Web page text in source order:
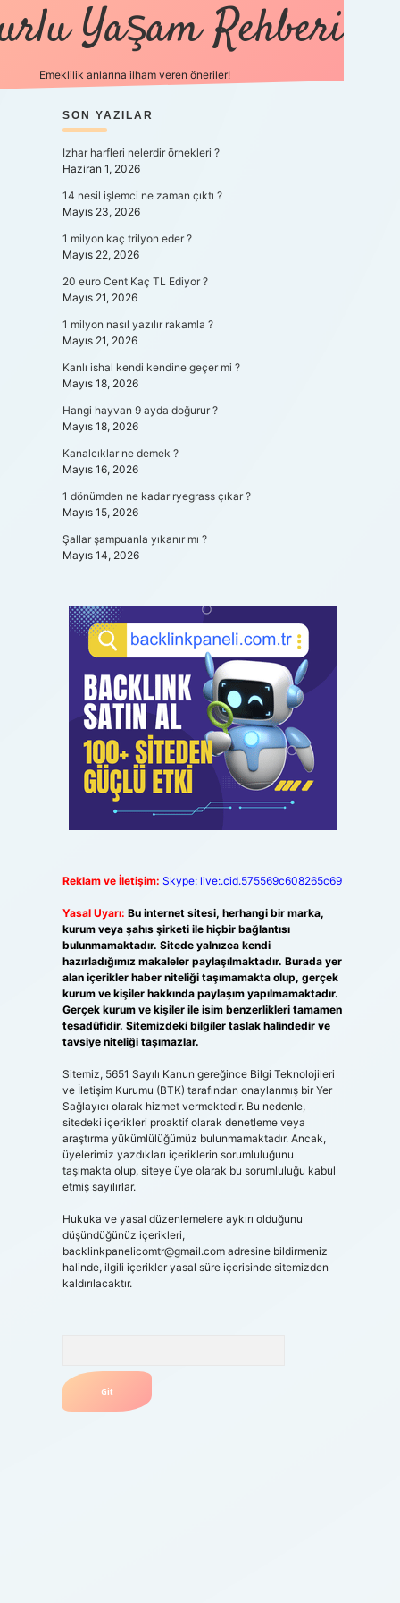
Yaşam Rehberi
Emeklilik anlarına ilham veren öneriler!
SIDEBAR
SON YAZILAR
Izhar harfleri nelerdir örnekleri ?
Haziran 1, 2026
14 nesil işlemci ne zaman çıktı ?
Mayıs 23, 2026
1 milyon kaç trilyon eder ?
Mayıs 22, 2026
20 euro Cent Kaç TL Ediyor ?
Mayıs 21, 2026
1 milyon nasıl yazılır rakamla ?
Mayıs 21, 2026
Kanlı ishal kendi kendine geçer mi ?
Mayıs 18, 2026
Hangi hayvan 9 ayda doğurur ?
Mayıs 18, 2026
Kanalcıklar ne demek ?
Mayıs 16, 2026
1 dönümden ne kadar ryegrass çıkar ?
Mayıs 15, 2026
Şallar şampuanla yıkanır mı ?
Mayıs 14, 2026
Reklam ve İletişim: Skype: live:.cid.575569c608265c69
Yasal Uyarı: Bu internet sitesi, herhangi bir marka,
kurum veya şahıs şirketi ile hiçbir bağlantısı
bulunmamaktadır. Sitede yalnızca kendi
hazırladığımız makaleler paylaşılmaktadır. Burada yer
alan içerikler haber niteliği taşımamakta olup, gerçek
kurum ve kişiler hakkında paylaşım yapılmamaktadır.
Gerçek kurum ve kişiler ile isim benzerlikleri tamamen
tesadüfidir. Sitemizdeki bilgiler taslak halindedir ve
tavsiye niteliği taşımazlar.
Sitemiz, 5651 Sayılı Kanun gereğince Bilgi Teknolojileri
ve İletişim Kurumu (BTK) tarafından onaylanmış bir Yer
Sağlayıcı olarak hizmet vermektedir. Bu nedenle,
sitedeki içerikleri proaktif olarak denetleme veya
araştırma yükümlülüğümüz bulunmamaktadır. Ancak,
üyelerimiz yazdıkları içeriklerin sorumluluğunu
taşımakta olup, siteye üye olarak bu sorumluluğu kabul
etmiş sayılırlar.
Hukuka ve yasal düzenlemelere aykırı olduğunu
düşündüğünüz içerikleri,
backlinkpanelicomtr@gmail.comadresine bildirmeniz
halinde, ilgili içerikler yasal süre içerisinde sitemizden
kaldırılacaktır.
betci.co/ vdcasino